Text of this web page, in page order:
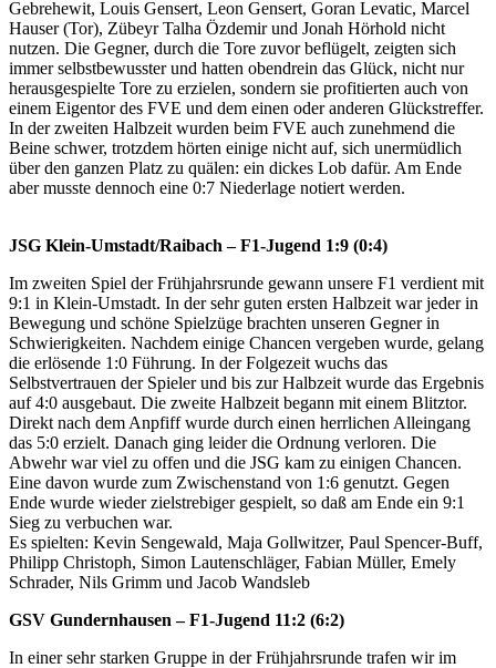
Gebrehewit, Louis Gensert, Leon Gensert, Goran Levatic, Marcel
Hauser (Tor), Zübeyr Talha Özdemir und Jonah Hörhold nicht
nutzen. Die Gegner, durch die Tore zuvor beflügelt, zeigten sich
immer selbstbewusster und hatten obendrein das Glück, nicht nur
herausgespielte Tore zu erzielen, sondern sie profitierten auch von
einem Eigentor des FVE und dem einen oder anderen Glückstreffer.
In der zweiten Halbzeit wurden beim FVE auch zunehmend die
Beine schwer, trotzdem hörten einige nicht auf, sich unermüdlich
über den ganzen Platz zu quälen: ein dickes Lob dafür. Am Ende
aber musste dennoch eine 0:7 Niederlage notiert werden.
JSG Klein-Umstadt/Raibach – F1-Jugend 1:9 (0:4)
Im zweiten Spiel der Frühjahrsrunde gewann unsere F1 verdient mit
9:1 in Klein-Umstadt. In der sehr guten ersten Halbzeit war jeder in
Bewegung und schöne Spielzüge brachten unseren Gegner in
Schwierigkeiten. Nachdem einige Chancen vergeben wurde, gelang
die erlösende 1:0 Führung. In der Folgezeit wuchs das
Selbstvertrauen der Spieler und bis zur Halbzeit wurde das Ergebnis
auf 4:0 ausgebaut. Die zweite Halbzeit begann mit einem Blitztor.
Direkt nach dem Anpfiff wurde durch einen herrlichen Alleingang
das 5:0 erzielt. Danach ging leider die Ordnung verloren. Die
Abwehr war viel zu offen und die JSG kam zu einigen Chancen.
Eine davon wurde zum Zwischenstand von 1:6 genutzt. Gegen
Ende wurde wieder zielstrebiger gespielt, so daß am Ende ein 9:1
Sieg zu verbuchen war.
Es spielten: Kevin Sengewald, Maja Gollwitzer, Paul Spencer-Buff,
Philipp Christoph, Simon Lautenschläger, Fabian Müller, Emely
Schrader, Nils Grimm und Jacob Wandsleb
GSV Gundernhausen – F1-Jugend 11:2 (6:2)
In einer sehr starken Gruppe in der Frühjahrsrunde trafen wir im